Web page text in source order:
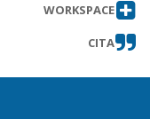
WORKSPACE
CITA